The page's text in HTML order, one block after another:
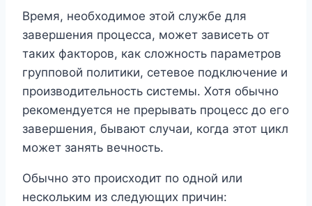
Время, необходимое этой службе для
завершения процесса, может зависеть от
таких факторов, как сложность параметров
групповой политики, сетевое подключение и
производительность системы. Хотя обычно
рекомендуется не прерывать процесс до его
завершения, бывают случаи, когда этот цикл
может занять вечность.
Обычно это происходит по одной или
нескольким из следующих причин: